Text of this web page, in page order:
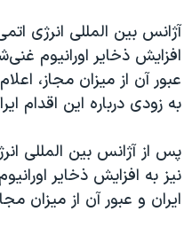
آژانس بین المللی انرژی
افزایش ذخایر اورانیوم
عبور آن از میزان مجاز،
به زودی درباره این اقدام
پس از آژانس بین المللی
نیز به افزایش ذخایر
ایران و عبور آن از میزان